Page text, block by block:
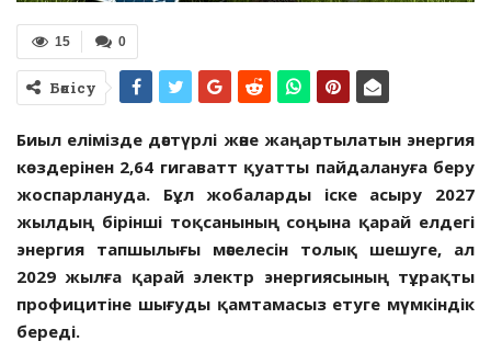
0
15
Бөлісу
Биыл елімізде дәстүрлі және жаңартылатын энергия
көздерінен 2,64 гигаватт қуатты пайдалануға беру
жоспарлануда. Бұл жобаларды іске асыру 2027
жылдың бірінші тоқсанының соңына қарай елдегі
энергия тапшылығы мәселесін толық шешуге, ал
2029 жылға қарай электр энергиясының тұрақты
профицитіне шығуды қамтамасыз етуге мүмкіндік
береді.